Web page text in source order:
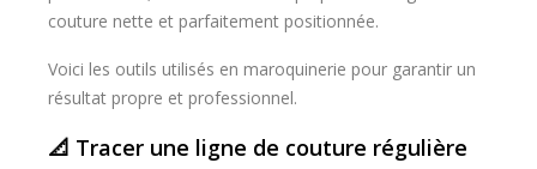
couture nette et parfaitement positionnée.
Voici les outils utilisés en maroquinerie pour garantir un
résultat propre et professionnel.
📐 Tracer une ligne de couture régulière